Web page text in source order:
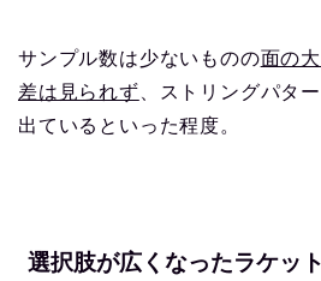
サンプル数は少ないものの面の
差は見られず 、ストリングパタ
出ているといった程度。
選択肢が広くなったラケッ